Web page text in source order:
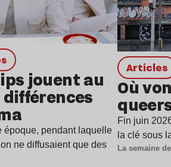
jouent au
époque, pendant laquelle
ne diffusaient que des
Articles
Où
Fin juin
la clé sous
La semaine